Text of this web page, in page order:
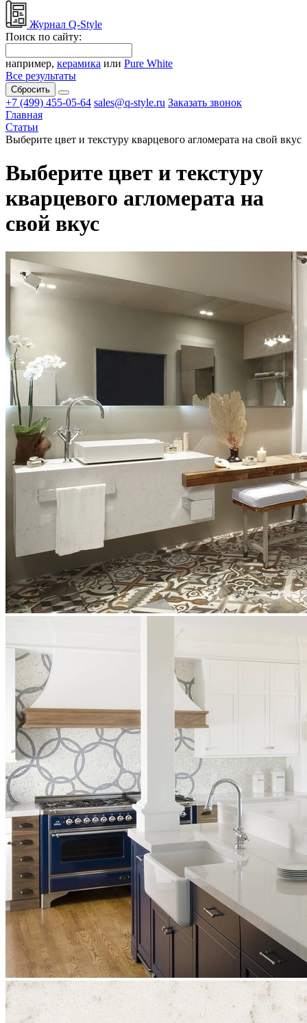
Журнал Q-Style
Поиск по сайту:
например, керамика или Pure White
Все результаты
Сбросить
+7 (499) 455-05-64 sales@q-style.ru Заказать звонок
Главная
Статьи
Выберите цвет и текстуру кварцевого агломерата на свой вкус
Выберите цвет и текстуру
кварцевого агломерата на
свой вкус